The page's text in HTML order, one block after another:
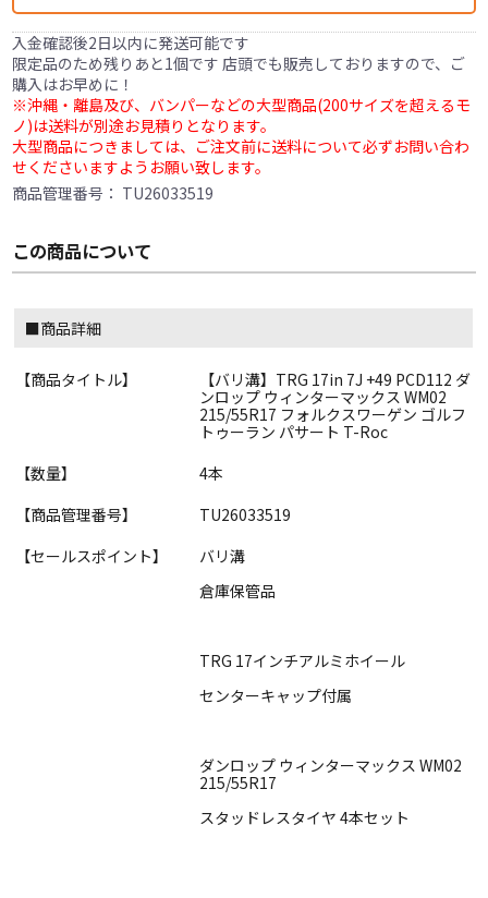
入金確認後2日以内に発送可能です
限定品のため残りあと1個です 店頭でも販売しておりますので、ご
購入はお早めに！
※沖縄・離島及び、バンパーなどの大型商品(200サイズを超えるモ
ノ)は送料が別途お見積りとなります。
大型商品につきましては、ご注文前に送料について必ずお問い合わ
せくださいますようお願い致します。
商品管理番号： TU26033519
この商品について
■商品詳細
【商品タイトル】
【バリ溝】TRG 17in 7J +49 PCD112 ダ
ンロップ ウィンターマックス WM02
215/55R17 フォルクスワーゲン ゴルフ
トゥーラン パサート T-Roc
【数量】
4本
【商品管理番号】
TU26033519
【セールスポイント】
バリ溝
倉庫保管品
TRG 17インチアルミホイール
センターキャップ付属
ダンロップ ウィンターマックス WM02
215/55R17
スタッドレスタイヤ 4本セット